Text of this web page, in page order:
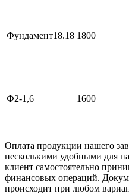
Фундамент18.18 1800
Ф2-1,6 1600
Оплата продукции нашего
несколькими удобными для
клиент самостоятельно
финансовых операций.
происходит при любом